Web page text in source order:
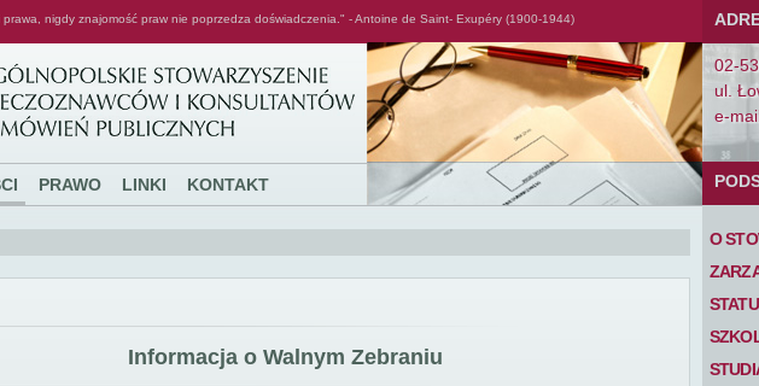
prawa, nigdy znajomość praw nie poprzedza doświadczenia." - Antoine de Saint- Exupéry (1900-1944)
PRAWO LINKI KONTAKT
02-
ul.
e-
O
Informacja o Walnym Zebraniu